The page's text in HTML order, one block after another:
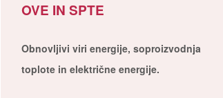
OVE IN SPTE
Obnovljivi viri energije, soproizvodnja
toplote in električne energije.